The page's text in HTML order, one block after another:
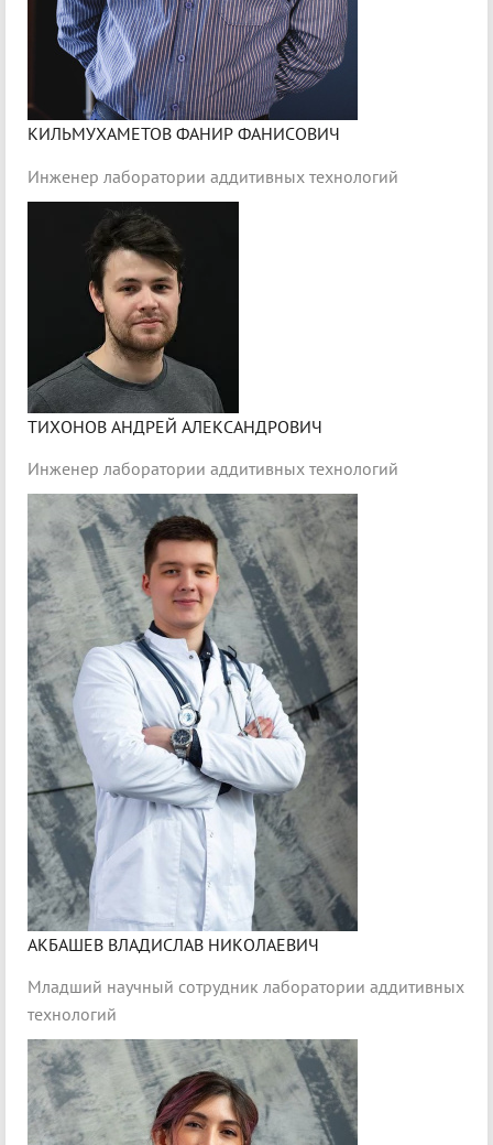
КИЛЬМУХАМЕТОВ ФАНИР ФАНИСОВИЧ
Инженер лаборатории аддитивных технологий
ТИХОНОВ АНДРЕЙ АЛЕКСАНДРОВИЧ
Инженер лаборатории аддитивных технологий
АКБАШЕВ ВЛАДИСЛАВ НИКОЛАЕВИЧ
Младший научный сотрудник лаборатории аддитивных
технологий